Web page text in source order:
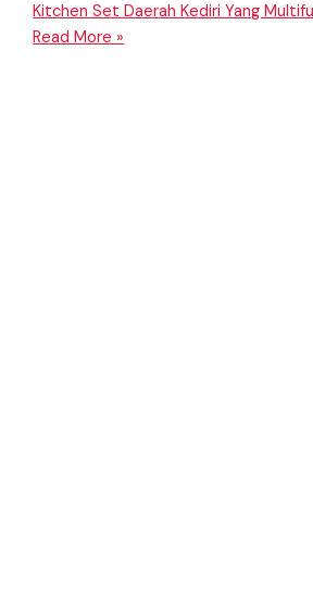
Kitchen Set Daerah Kediri Yang
Read More »